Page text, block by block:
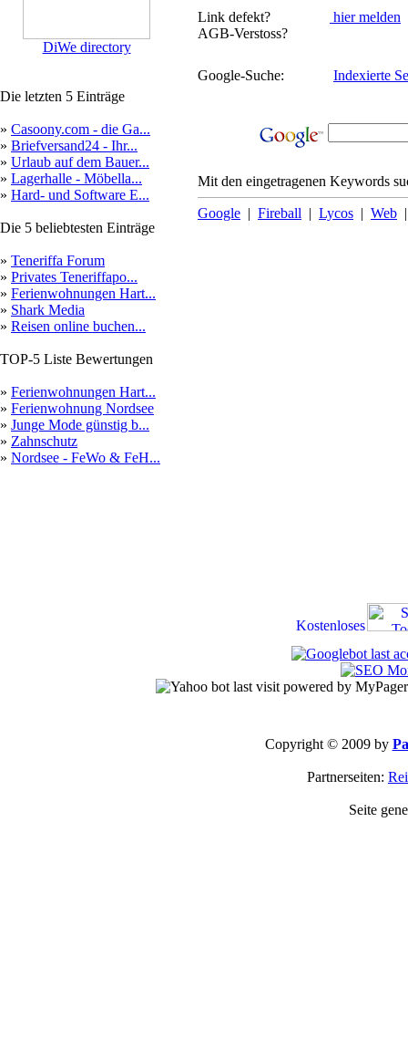
DiWe directory
Die letzten 5 Einträge
» Casoony.com - die Ga...
» Briefversand24 - Ihr...
» Urlaub auf dem Bauer...
» Lagerhalle - Möbella...
» Hard- und Software E...
Die 5 beliebtesten Einträge
» Teneriffa Forum
» Privates Teneriffapo...
» Ferienwohnungen Hart...
» Shark Media
» Reisen online buchen...
TOP-5 Liste Bewertungen
» Ferienwohnungen Hart...
» Ferienwohnung Nordsee
» Junge Mode günstig b...
» Zahnschutz
» Nordsee - FeWo & FeH...
Link defekt?
AGB-Verstoss?
hier melden
Google-Suche: Indexierte
Mit den eingetragenen Keywords
Google | Fireball | Lycos | Web
Copyright © 2009 by
Partnerseiten:
Seite